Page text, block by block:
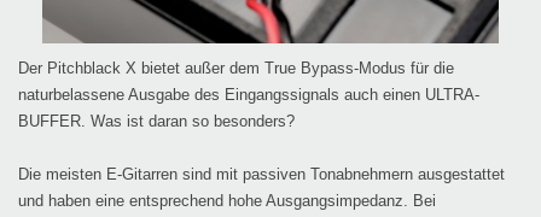
Der Pitchblack X bietet außer dem True Bypass-Modus für die
naturbelassene Ausgabe des Eingangssignals auch einen ULTRA-
BUFFER. Was ist daran so besonders?
Die meisten E-Gitarren sind mit passiven Tonabnehmern ausgestattet
und haben eine entsprechend hohe Ausgangsimpedanz. Bei